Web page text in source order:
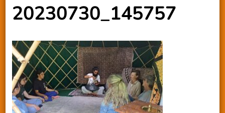
20230730_145757